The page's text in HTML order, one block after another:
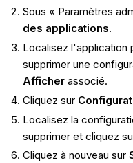
Sous « Paramètres
des applications.
Localisez l'application
supprimer une
Afficherassocié.
Cliquez sur
Localisez la
supprimer et cliquez
Cliquez à nouveau sur